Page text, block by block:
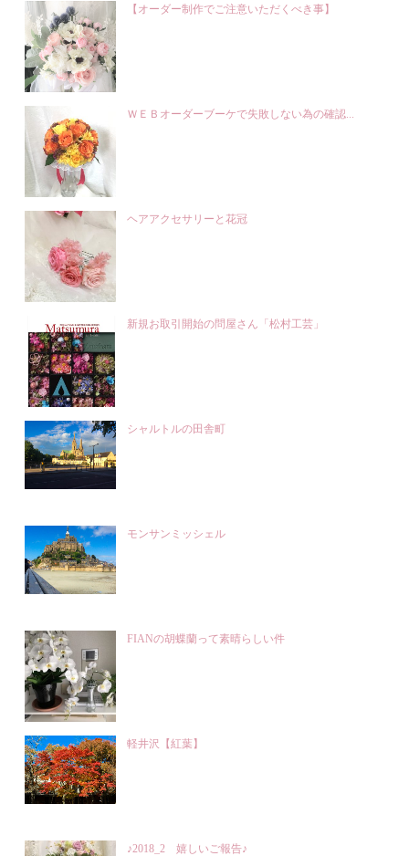
【オーダー制作でご注意いただくべき事】
ＷＥＢオーダーブーケで失敗しない為の確認...
ヘアアクセサリーと花冠
新規お取引開始の問屋さん「松村工芸」
シャルトルの田舎町
モンサンミッシェル
FIANの胡蝶蘭って素晴らしい件
軽井沢【紅葉】
♪2018_2 嬉しいご報告♪